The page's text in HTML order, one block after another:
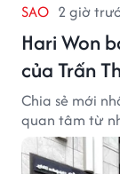
SAO 2 giờ
Hari Won
của Trấn
Chia sẻ mới
quan tâm từ